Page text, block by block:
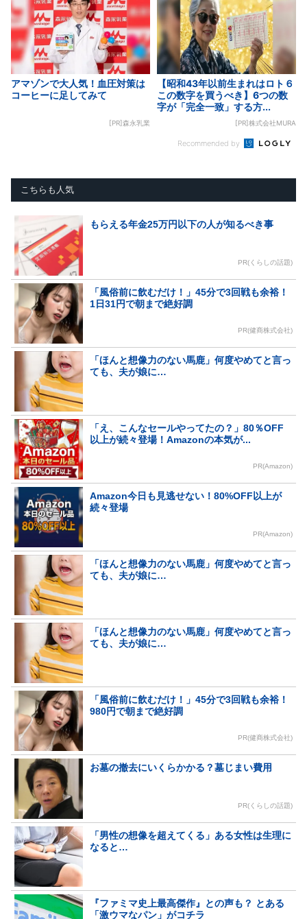
アマゾンで大人気！血圧対策は
コーヒーに足してみて
[PR]森永乳業
【昭和43年以前生まれはロト６
この数字を買うべき】6つの数
字が「完全一致」する方...
[PR]株式会社MURA
Recommended by
こちらも人気
もらえる年金25万円以下の人が知るべき事
PR(くらしの話題)
「風俗前に飲むだけ！」45分で3回戦も余裕！
1日31円で朝まで絶好調
PR(健商株式会社)
「ほんと想像力のない馬鹿」何度やめてと言っ
ても、夫が娘に…
「え、こんなセールやってたの？」80％OFF
以上が続々登場！Amazonの本気が...
PR(Amazon)
Amazon今日も見逃せない！80%OFF以上が
続々登場
PR(Amazon)
「ほんと想像力のない馬鹿」何度やめてと言っ
ても、夫が娘に…
「ほんと想像力のない馬鹿」何度やめてと言っ
ても、夫が娘に…
「風俗前に飲むだけ！」45分で3回戦も余裕！
980円で朝まで絶好調
PR(健商株式会社)
お墓の撤去にいくらかかる？墓じまい費用
PR(くらしの話題)
「男性の想像を超えてくる」ある女性は生理に
なると…
『ファミマ史上最高傑作』との声も？ とある
「激ウマなパン」がコチラ